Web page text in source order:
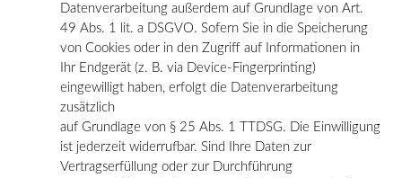
Datenverarbeitung außerdem auf Grundlage von Art.
49 Abs. 1 lit. a DSGVO. Sofern Sie in die Speicherung
von Cookies oder in den Zugriff auf Informationen in
Ihr Endgerät (z. B. via Device-Fingerprinting)
eingewilligt haben, erfolgt die Datenverarbeitung
zusätzlich
auf Grundlage von § 25 Abs. 1 TTDSG. Die Einwilligung
ist jederzeit widerrufbar. Sind Ihre Daten zur
Vertragserfüllung oder zur Durchführung